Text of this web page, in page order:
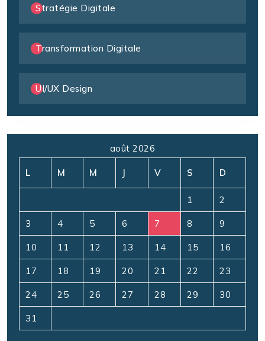
Stratégie Digitale
Transformation Digitale
UI/UX Design
août 2026
L M M J V S D
1 2
3 4 5 6 7 8 9
10 11 12 13 14 15 16
17 18 19 20 21 22 23
24 25 26 27 28 29 30
31